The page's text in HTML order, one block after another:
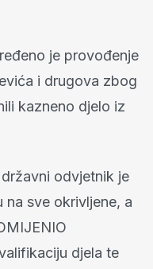
je provođenje
i drugova zbog
kazneno djelo iz
odvjetnik je
na sve okrivljene, a
djela te